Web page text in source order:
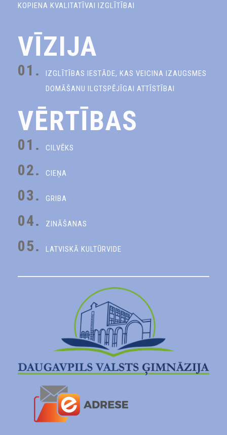
KOPIENA KVALITATĪVAI IZGLĪTĪBAI
VĪZIJA
01.
IZGLĪTĪBAS IESTĀDE, KAS VEICINA IZAUGSMES
DOMĀŠANU ILGTSPĒJĪGAI ATTĪSTĪBAI
VĒRTĪBAS
01. CILVĒKS
02. CIEŅA
03. GRIBA
04. ZINĀŠANAS
05. LATVISKĀ KULTŪRVIDE